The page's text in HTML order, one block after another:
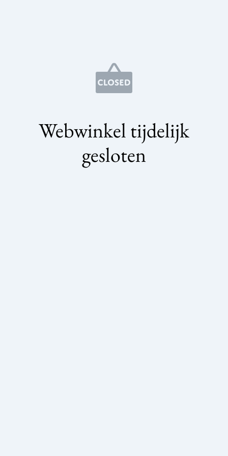
Webwinkel tijdelijk
gesloten